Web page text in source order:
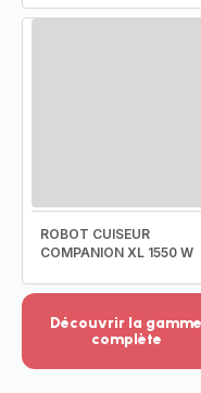
ROBOT CUISEUR
COMPANION XL 1550 W
Découvrir la gamme
complète